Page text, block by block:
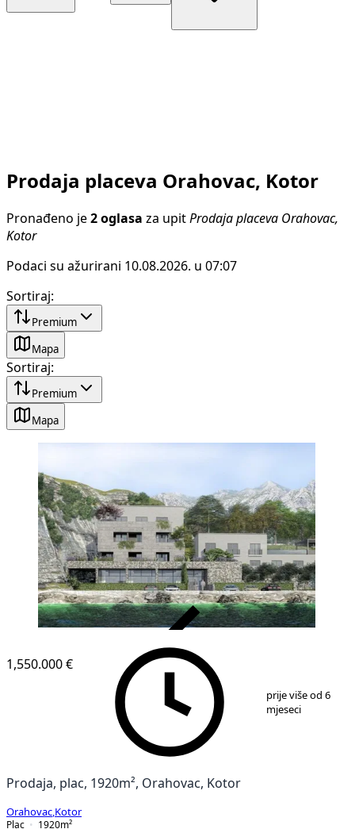
Prodaja placeva Orahovac, Kotor
Pronađeno je 2 oglasa za upit Prodaja placeva Orahovac,
Kotor
Podaci su ažurirani 10.08.2026. u 07:07
Sortiraj:
Premium
Mapa
Sortiraj:
Premium
Mapa
1
1,550.000 €
prije više od 6
mjeseci
Prodaja, plac, 1920m², Orahovac, Kotor
Orahovac Kotor
Plac
1920m²